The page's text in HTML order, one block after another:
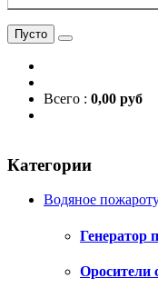
Пусто
Всего : 0,00 руб
Категории
Водяное
Генератор
Оросители